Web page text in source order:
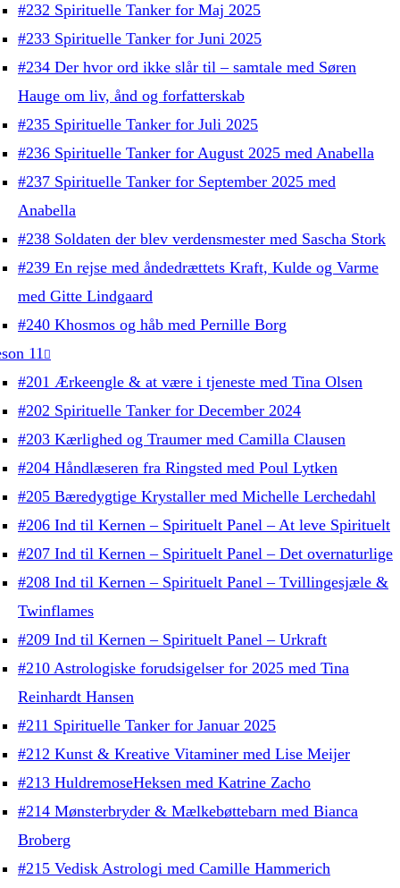
#232 Spirituelle Tanker for Maj 2025
#233 Spirituelle Tanker for Juni 2025
#234 Der hvor ord ikke slår til – samtale med Søren
Hauge om liv, ånd og forfatterskab
#235 Spirituelle Tanker for Juli 2025
#236 Spirituelle Tanker for August 2025 med Anabella
#237 Spirituelle Tanker for September 2025 med
Anabella
#238 Soldaten der blev verdensmester med Sascha Stork
#239 En rejse med åndedrættets Kraft, Kulde og Varme
med Gitte Lindgaard
#240 Khosmos og håb med Pernille Borg
11
#201 Ærkeengle & at være i tjeneste med Tina Olsen
#202 Spirituelle Tanker for December 2024
#203 Kærlighed og Traumer med Camilla Clausen
#204 Håndlæseren fra Ringsted med Poul Lytken
#205 Bæredygtige Krystaller med Michelle Lerchedahl
#206 Ind til Kernen – Spirituelt Panel – At leve Spirituelt
#207 Ind til Kernen – Spirituelt Panel – Det overnaturlige
#208 Ind til Kernen – Spirituelt Panel – Tvillingesjæle &
Twinflames
#209 Ind til Kernen – Spirituelt Panel – Urkraft
#210 Astrologiske forudsigelser for 2025 med Tina
Reinhardt Hansen
#211 Spirituelle Tanker for Januar 2025
#212 Kunst & Kreative Vitaminer med Lise Meijer
#213 HuldremoseHeksen med Katrine Zacho
#214 Mønsterbryder & Mælkebøttebarn med Bianca
Broberg
#215 Vedisk Astrologi med Camille Hammerich